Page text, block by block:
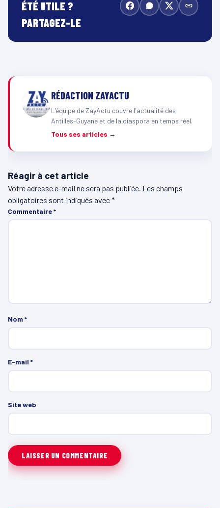
ÉTÉ UTILE ?
PARTAGEZ-LE
RÉDACTION ZAYACTU
L'équipe de ZayActu couvre l'actualité des
Antilles-Guyane et de la diaspora en temps réel.
Tous ses articles →
Réagir à cet article
Votre adresse e-mail ne sera pas publiée. Les champs
obligatoires sont indiqués avec*
Commentaire*
Nom *
E-mail *
Site web